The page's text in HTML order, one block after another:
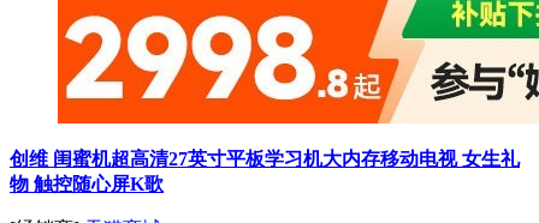
创维 闺蜜机超高清27英寸平板学习机大内存移动电视 女生礼
物 触控随心屏K歌